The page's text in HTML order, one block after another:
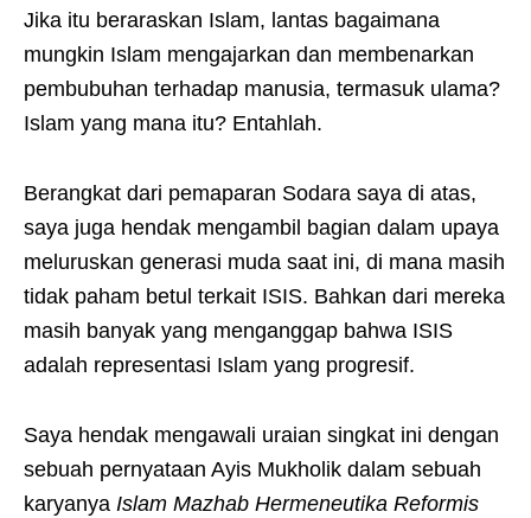
Jika itu beraraskan Islam, lantas bagaimana
mungkin Islam mengajarkan dan membenarkan
pembubuhan terhadap manusia, termasuk ulama?
Islam yang mana itu? Entahlah.
Berangkat dari pemaparan Sodara saya di atas,
saya juga hendak mengambil bagian dalam upaya
meluruskan generasi muda saat ini, di mana masih
tidak paham betul terkait ISIS. Bahkan dari mereka
masih banyak yang menganggap bahwa ISIS
adalah representasi Islam yang progresif.
Saya hendak mengawali uraian singkat ini dengan
sebuah pernyataan Ayis Mukholik dalam sebuah
karyanya Islam Mazhab Hermeneutika Reformis